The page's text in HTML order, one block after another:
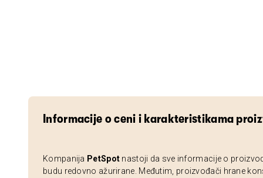
Informacije o ceni i karakteristikama
Kompanija PetSpot nastoji da sve informacije o
budu redovno ažurirane. Međutim, proizvođači hrane